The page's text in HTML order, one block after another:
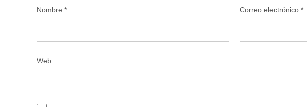
Nombre * Correo electrónico *
Web